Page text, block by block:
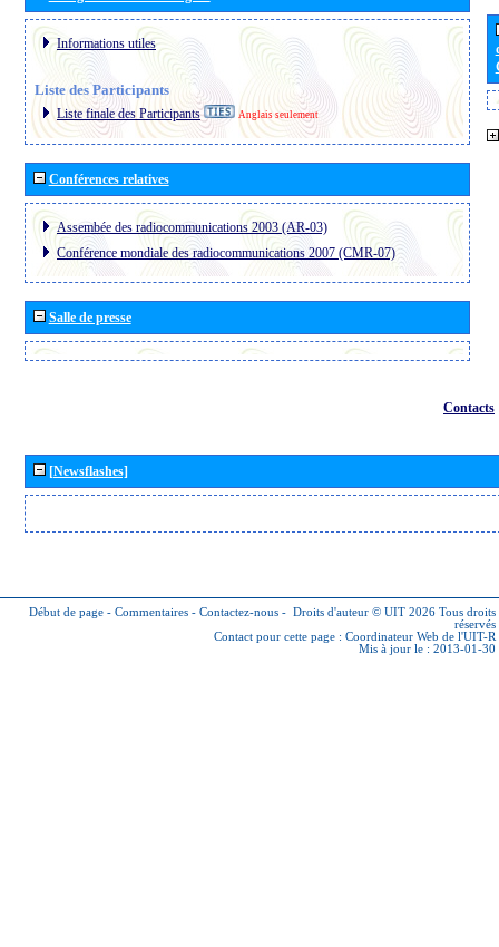
Informations utiles
Liste des Participants
Liste finale des Participants Anglais seulement
Conférences relatives
Assembée des radiocommunications 2003 (AR-03)
Conférence mondiale des radiocommunications 2007 (CMR-07)
Salle de presse
Contacts
[Newsflashes]
Début de page - Commentaires - Contactez-nous - Droits d'auteur © UIT 2026 Tous droits
réservés
Contact pour cette page : Coordinateur Web de l'UIT-R
Mis à jour le : 2013-01-30